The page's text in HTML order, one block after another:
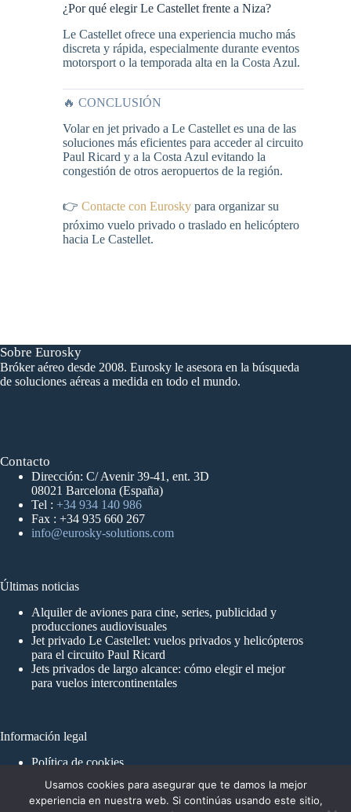
¿Por qué elegir Le Castellet frente a Niza?
Le Castellet ofrece una experiencia mucho más
discreta y rápida, especialmente durante eventos
motorsport o la temporada alta en la Costa Azul.
🔥 CONCLUSIÓN
Volar en jet privado a Le Castellet es una de las
soluciones más eficientes para acceder al circuito
Paul Ricard y a la Costa Azul evitando la
congestión de otros aeropuertos de la región.
👉 Contacte con Eurosky para organizar su
próximo vuelo privado o traslado en helicóptero
hacia Le Castellet.
Sobre Eurosky
Bróker aéreo desde 2008. Eurosky le asesora en la búsqueda
de soluciones aéreas a medida en todo el mundo.
Contacto
Dirección: C/ Avenir 39-41, ent. 3D
08021 Barcelona (España)
Tel : +34 934 140 986
Fax : +34 935 660 267
info@eurosky-solutions.com
Últimas noticias
Alquiler de aviones para cine, series, publicidad y
producciones audiovisuales
Jet privado Le Castellet: vuelos privados y helicópteros
para el circuito Paul Ricard
Jets privados de largo alcance: cómo elegir el mejor
para vuelos intercontinentales
Información legal
Política de cookies
Usamos cookies para asegurar que te damos la mejor
experiencia en nuestra web. Si continúas usando este sitio,